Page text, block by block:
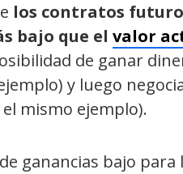
los contratos
bajo que el valor
de ganar
y luego
mismo ejemplo).
ganancias bajo para